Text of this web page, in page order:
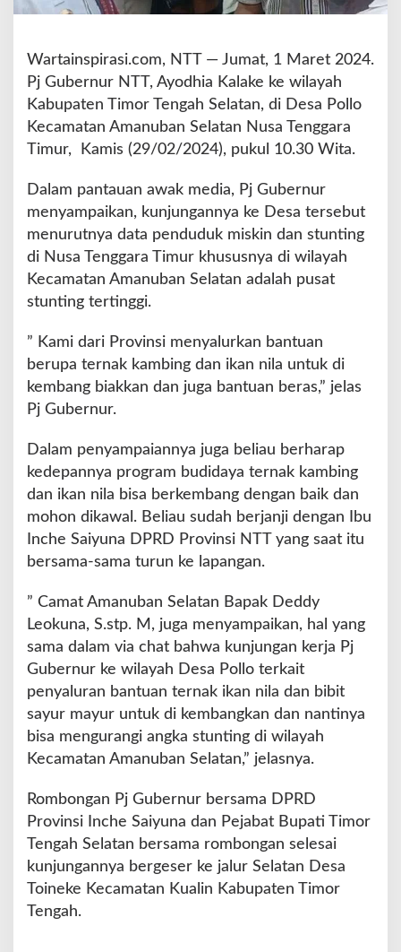
b
n
u
r
N
T
e
n
u
r
B
a
n
a
n
k
e
s
P
o
o
Wartainspirasi.com, NTT — Jumat, 1 Maret 2024.
Pj Gubernur NTT, Ayodhia Kalake ke wilayah
Kabupaten Timor Tengah Selatan, di Desa Pollo
Kecamatan Amanuban Selatan Nusa Tenggara
Timur, Kamis (29/02/2024), pukul 10.30 Wita.
Dalam pantauan awak media, Pj Gubernur
menyampaikan, kunjungannya ke Desa tersebut
menurutnya data penduduk miskin dan stunting
di Nusa Tenggara Timur khususnya di wilayah
Kecamatan Amanuban Selatan adalah pusat
stunting tertinggi.
” Kami dari Provinsi menyalurkan bantuan
berupa ternak kambing dan ikan nila untuk di
kembang biakkan dan juga bantuan beras,” jelas
Pj Gubernur.
Dalam penyampaiannya juga beliau berharap
kedepannya program budidaya ternak kambing
dan ikan nila bisa berkembang dengan baik dan
mohon dikawal. Beliau sudah berjanji dengan Ibu
Inche Saiyuna DPRD Provinsi NTT yang saat itu
bersama-sama turun ke lapangan.
” Camat Amanuban Selatan Bapak Deddy
Leokuna, S.stp. M, juga menyampaikan, hal yang
sama dalam via chat bahwa kunjungan kerja Pj
Gubernur ke wilayah Desa Pollo terkait
penyaluran bantuan ternak ikan nila dan bibit
sayur mayur untuk di kembangkan dan nantinya
bisa mengurangi angka stunting di wilayah
Kecamatan Amanuban Selatan,” jelasnya.
Rombongan Pj Gubernur bersama DPRD
Provinsi Inche Saiyuna dan Pejabat Bupati Timor
Tengah Selatan bersama rombongan selesai
kunjungannya bergeser ke jalur Selatan Desa
Toineke Kecamatan Kualin Kabupaten Timor
Tengah.